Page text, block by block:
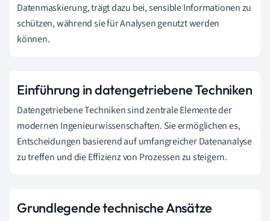
Datenmaskierung, trägt dazu bei, sensible Informationen zu
schützen, während sie für Analysen genutzt werden
können.
Einführung in datengetriebene Techniken
Datengetriebene Techniken sind zentrale Elemente der
modernen Ingenieurwissenschaften. Sie ermöglichen es,
Entscheidungen basierend auf umfangreicher Datenanalyse
zu treffen und die Effizienz von Prozessen zu steigern.
Grundlegende technische Ansätze